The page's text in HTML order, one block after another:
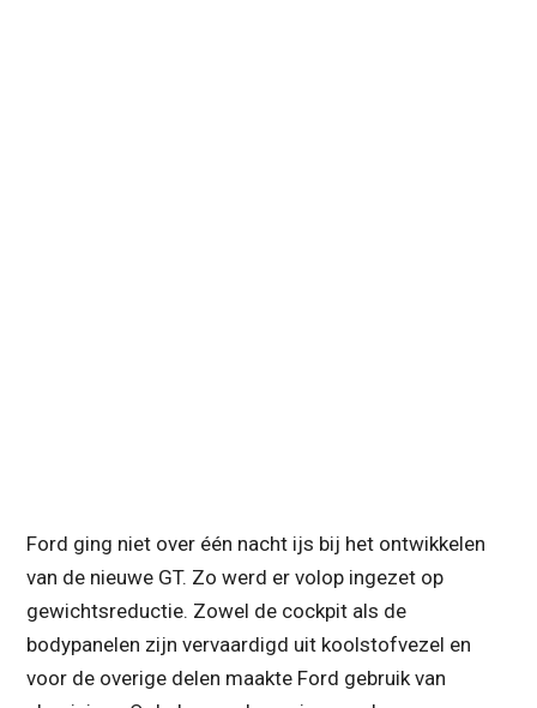
Ford ging niet over één nacht ijs bij het ontwikkelen
van de nieuwe GT. Zo werd er volop ingezet op
gewichtsreductie. Zowel de cockpit als de
bodypanelen zijn vervaardigd uit koolstofvezel en
voor de overige delen maakte Ford gebruik van